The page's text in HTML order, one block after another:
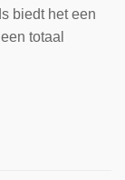
biedt het een
totaal